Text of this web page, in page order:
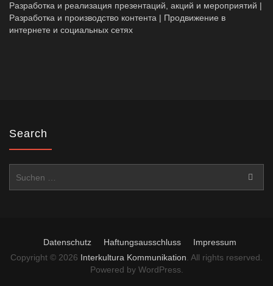
Разработка и реализация презентаций, акций и мероприятий |
Разработка и производство контента | Продвижение в
интернете и социальных сетях
Search
nach:
Datenschutz Haftungsausschluss
Impressum
Copyright © 2026 Interkultura Kommunikation . All rights reserved.
Powered by WordPress.